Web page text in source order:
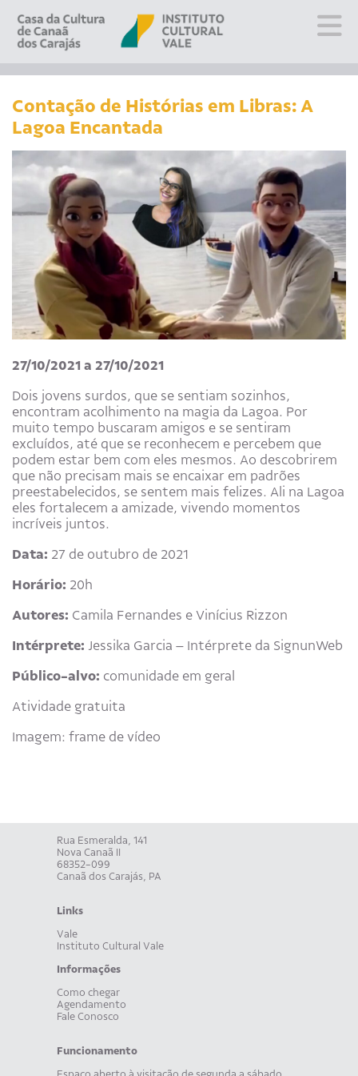
Sobre
Visite
Editais
Fale conosco
PT EN ES
Contação de Histórias em Libras: A
Lagoa Encantada
27/10/2021 a 27/10/2021
Dois jovens surdos, que se sentiam sozinhos,
encontram acolhimento na magia da Lagoa. Por
muito tempo buscaram amigos e se sentiram
excluídos, até que se reconhecem e percebem que
podem estar bem com eles mesmos. Ao descobrirem
que não precisam mais se encaixar em padrões
preestabelecidos, se sentem mais felizes. Ali na Lagoa
eles fortalecem a amizade, vivendo momentos
incríveis juntos.
Data: 27 de outubro de 2021
Horário: 20h
Autores: Camila Fernandes e Vinícius Rizzon
Intérprete: Jessika Garcia – Intérprete da SignunWeb
Público-alvo: comunidade em geral
Atividade gratuita
Imagem: frame de vídeo
Rua Esmeralda, 141
Nova Canaã II
68352-099
Canaã dos Carajás, PA
Links
Vale
Instituto Cultural Vale
Informações
Como chegar
Agendamento
Fale Conosco
Funcionamento